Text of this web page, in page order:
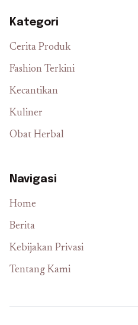
Kategori
Cerita Produk
Fashion Terkini
Kecantikan
Kuliner
Obat Herbal
Navigasi
Home
Berita
Kebijakan Privasi
Tentang Kami